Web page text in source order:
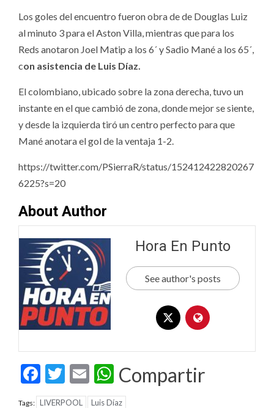
Los goles del encuentro fueron obra de de Douglas Luiz
al minuto 3 para el Aston Villa, mientras que para los
Reds anotaron Joel Matip a los 6´ y Sadio Mané a los 65´,
con asistencia de Luis Díaz.
El colombiano, ubicado sobre la zona derecha, tuvo un
instante en el que cambió de zona, donde mejor se siente,
y desde la izquierda tiró un centro perfecto para que
Mané anotara el gol de la ventaja 1-2.
https://twitter.com/PSierraR/status/152412422820267
6225?s=20
About Author
Hora En Punto
See author's posts
Facebook
Twitter
EmailWhatsApp
Compartir
Tags: LIVERPOOL Luis Díaz